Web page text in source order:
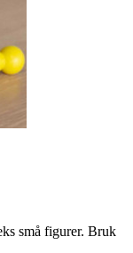
små figurer. Bruk